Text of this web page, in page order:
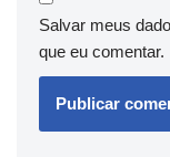
Salvar meus
que eu comentar.